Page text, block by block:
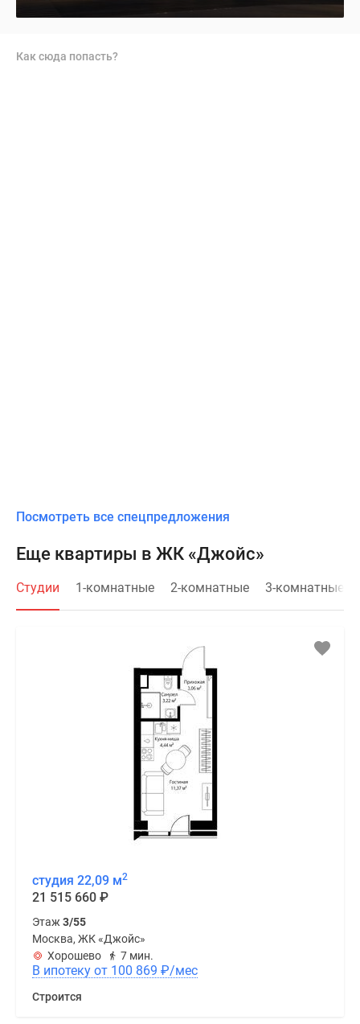
Как сюда попасть?
Посмотреть все спецпредложения
Еще квартиры в ЖК «Джойс»
Студии 1-комнатные 2-комнатные 3-комнатные
студия 22,09 м2
21 515 660 ₽
Этаж3/55
Москва, ЖК «Джойс»
Хорошево
7 мин.
В ипотеку от 100 869 ₽/мес
Строится